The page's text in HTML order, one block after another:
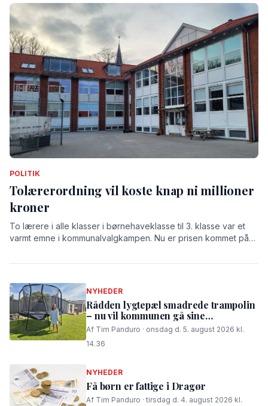
givet hende både store oplevelser og stærke relationer.
POLITIK
Tolærerordning vil koste knap ni millioner
kroner
To lærere i alle klasser i børnehaveklasse til 3. klasse var et
varmt emne i kommunalvalgkampen. Nu er prisen kommet på
NYHEDER
Rådden lygtepæl smadrede trampolin
– nu vil kommunen gå sine
procedurer efter
Af Tim Panduro · onsdag d. 5. august 2026 kl.
14.36
NYHEDER
Få børn er fattige i Dragør
Af Tim Panduro · tirsdag d. 4. august 2026 kl.